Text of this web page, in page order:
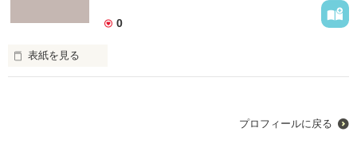
0
表紙を見る
プロフィールに戻る